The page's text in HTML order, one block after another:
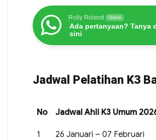
Rolly Rolend Online
Ada pertanyaan? Tanya
sini
Jadwal Pelatihan K3
No Jadwal Ahli K3 Umum
1 26 Januari – 07 Februari